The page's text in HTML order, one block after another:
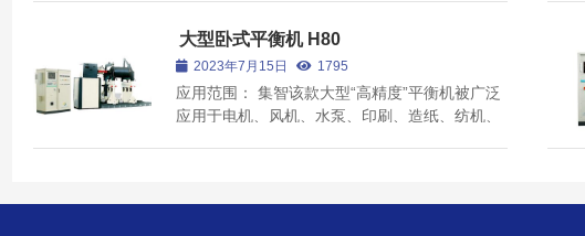
绕线、自动精密排线、自动分度、自动过线、自
动夹剪线、自动剥漆...
大型卧式平衡机 H80
2023年7月15日 1795
应用范围： 集智该款大型“高精度”平衡机被广泛
应用于电机、风机、水泵、印刷、造纸、纺机、
用品牌原材，...